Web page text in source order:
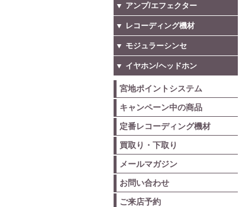
▼ アンプ/エフェクター
▼ レコーディング機材
▼ モジュラーシンセ
▼ イヤホン/ヘッドホン
宮地ポイントシステム
キャンペーン中の商品
定番レコーディング機材
買取り・下取り
メールマガジン
お問い合わせ
ご来店予約